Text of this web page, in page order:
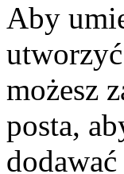
Aby
możesz
posta,